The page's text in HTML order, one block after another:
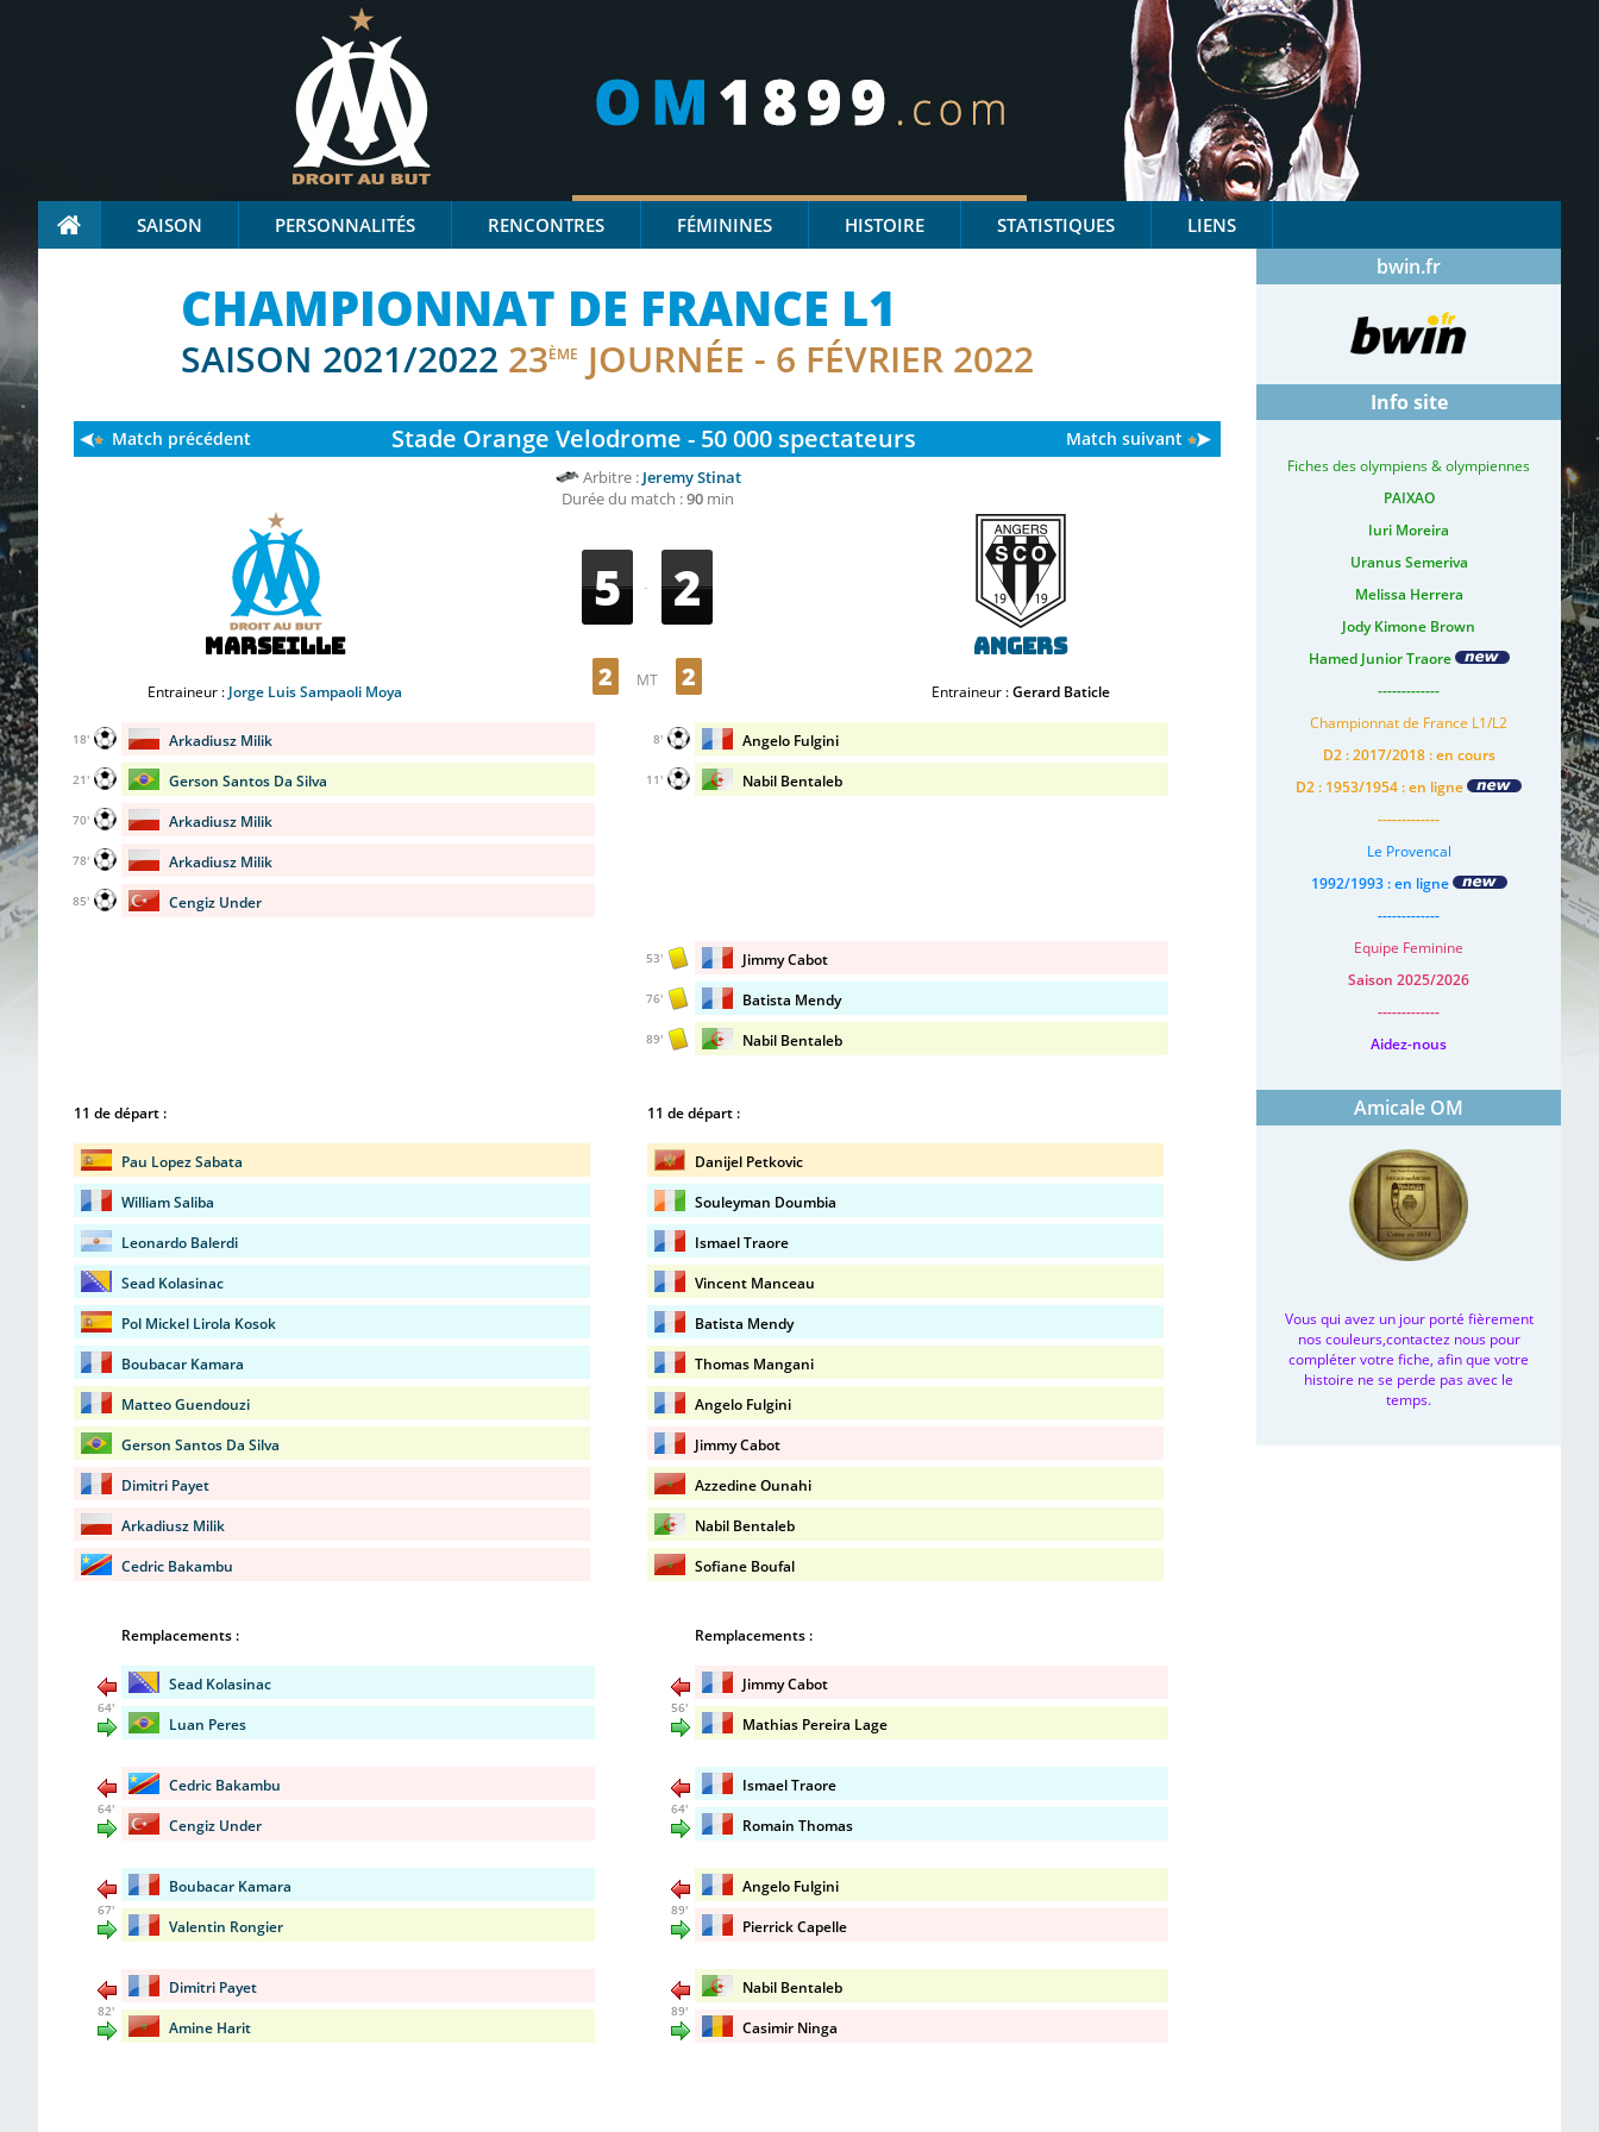
SAISON PERSONNALITÉS RENCONTRES FÉMININES HISTOIRE STATISTIQUES LIENS
CHAMPIONNAT DE FRANCE L1
SAISON 2021/2022 23ÈME JOURNÉE - 6 FÉVRIER 2022
Stade Orange Velodrome - 50 000 spectateurs
Match précédent Match suivant
Arbitre : Jeremy Stinat
Durée du match :90min
Marseille
Entraineur : Jorge Luis Sampaoli Moya
5 - 2
2 MT 2
Angers
Entraineur :Gerard Baticle
Arkadiusz Milik
18'
Gerson Santos Da Silva
21'
Arkadiusz Milik
70'
Arkadiusz Milik
78'
Cengiz Under
85'
Angelo Fulgini
8'
Nabil Bentaleb
11'
Jimmy Cabot
53'
Batista Mendy
76'
Nabil Bentaleb
89'
11 de départ :
Pau Lopez Sabata
William Saliba
Leonardo Balerdi
Sead Kolasinac
Pol Mickel Lirola Kosok
Boubacar Kamara
Matteo Guendouzi
Gerson Santos Da Silva
Dimitri Payet
Arkadiusz Milik
Cedric Bakambu
11 de départ :
Danijel Petkovic
Souleyman Doumbia
Ismael Traore
Vincent Manceau
Batista Mendy
Thomas Mangani
Angelo Fulgini
Jimmy Cabot
Azzedine Ounahi
Nabil Bentaleb
Sofiane Boufal
Remplacements :
Sead Kolasinac
64'
Luan Peres
Cedric Bakambu
64'
Cengiz Under
Boubacar Kamara
67'
Valentin Rongier
Dimitri Payet
82'
Amine Harit
Remplacements :
Jimmy Cabot
56'
Mathias Pereira Lage
Ismael Traore
64'
Romain Thomas
Angelo Fulgini
89'
Pierrick Capelle
Nabil Bentaleb
89'
Casimir Ninga
bwin.fr
Info site
Fiches des olympiens & olympiennes
PAIXAO
Iuri Moreira
Uranus Semeriva
Melissa Herrera
Jody Kimone Brown
Hamed Junior Traore
-------------
Championnat de France L1/L2
D2 : 2017/2018 : en cours
D2 : 1953/1954 : en ligne
-------------
Le Provencal
1992/1993 : en ligne
-------------
Equipe Feminine
Saison 2025/2026
-------------
Aidez-nous
Amicale OM
Vous qui avez un jour porté fièrement
nos couleurs,contactez nous pour
compléter votre fiche, afin que votre
histoire ne se perde pas avec le
temps.